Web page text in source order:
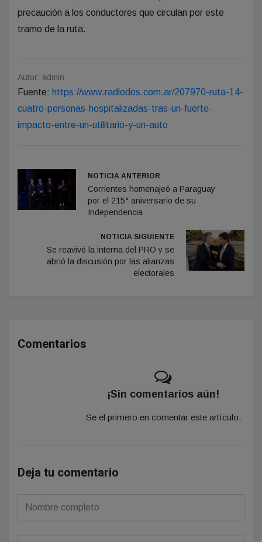
precaución a los conductores que circulan por este
tramo de la ruta.
Autor: admin
Fuente: https://www.radiodos.com.ar/207970-ruta-14-
cuatro-personas-hospitalizadas-tras-un-fuerte-
impacto-entre-un-utilitario-y-un-auto
NOTICIA ANTERIOR
Corrientes homenajeó a Paraguay
por el 215° aniversario de su
Independencia
NOTICIA SIGUIENTE
Se reavivó la interna del PRO y se
abrió la discusión por las alianzas
electorales
Comentarios
¡Sin comentarios aún!
Se el primero en comentar este artículo.
Deja tu comentario